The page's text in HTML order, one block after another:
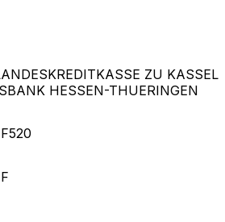
ZU KASSEL
HESSEN-THUERINGEN